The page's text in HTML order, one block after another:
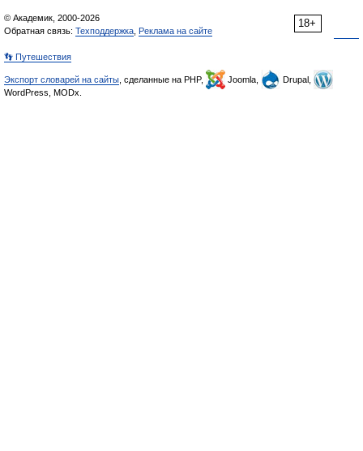
18+
© Академик, 2000-2026
Обратная связь: Техподдержка Реклама на сайте
👣 Путешествия
Экспорт словарей на сайты , сделанные на PHP, Joomla,
Drupal,
WordPress, MODx.